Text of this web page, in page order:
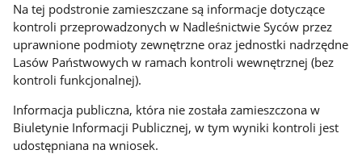
Na tej podstronie zamieszczane są informacje dotyczące
kontroli przeprowadzonych w Nadleśnictwie Syców przez
uprawnione podmioty zewnętrzne oraz jednostki nadrzędne
Lasów Państwowych w ramach kontroli wewnętrznej (bez
kontroli funkcjonalnej).
Informacja publiczna, która nie została zamieszczona w
Biuletynie Informacji Publicznej, w tym wyniki kontroli jest
udostępniana na wniosek.